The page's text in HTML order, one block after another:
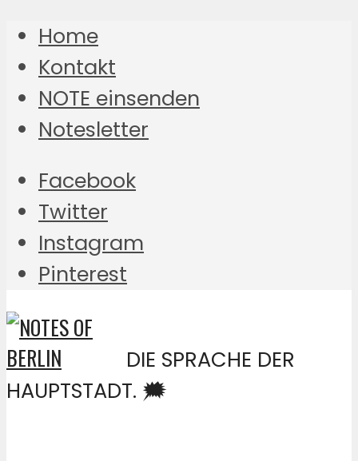
Home
Kontakt
NOTE einsenden
Notesletter
Facebook
Twitter
Instagram
Pinterest
DIE SPRACHE DER
HAUPTSTADT. 🗯️